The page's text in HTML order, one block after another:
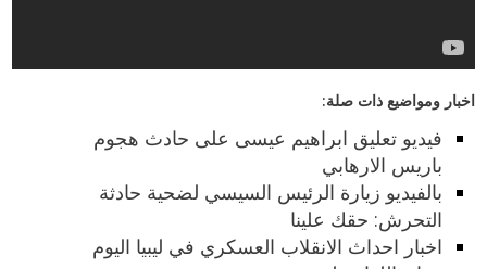
اخبار ومواضيع ذات صلة:
فيديو تعليق ابراهيم عيسى على حادث هجوم
باريس الارهابي
بالفيديو زيارة الرئيس السيسي لضحية حادثة
التحرش: حقك علينا
اخبار احداث الانقلاب العسكري في ليبيا اليوم